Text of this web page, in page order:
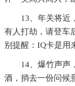
13、年关将近
有人打劫，请登车
别提醒：IQ卡是用
14、爆竹声声
酒，捎去一份问候